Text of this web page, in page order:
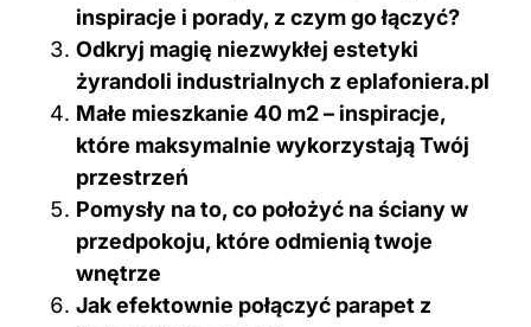
inspiracje i porady, z czym go łączyć?
Odkryj magię niezwykłej estetyki
żyrandoli industrialnych z eplafoniera.pl
Małe mieszkanie 40 m2 – inspiracje,
które maksymalnie wykorzystają Twój
przestrzeń
Pomysły na to, co położyć na ściany w
przedpokoju, które odmienią twoje
wnętrze
Jak efektownie połączyć parapet z